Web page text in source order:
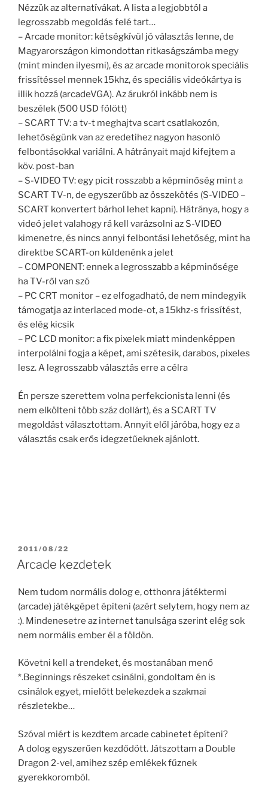
Nézzük az alternatívákat. A lista a legjobbtól a
legrosszabb megoldás felé tart…
– Arcade monitor: kétségkívül jó választás lenne, de
Magyarországon kimondottan ritkaságszámba megy
(mint minden ilyesmi), és az arcade monitorok speciális
frissítéssel mennek 15khz, és speciális videókártya is
illik hozzá (arcadeVGA). Az árukról inkább nem is
beszélek (500 USD fölött)
– SCART TV: a tv-t meghajtva scart csatlakozón,
lehetőségünk van az eredetihez nagyon hasonló
felbontásokkal variálni. A hátrányait majd kifejtem a
köv. post-ban
– S-VIDEO TV: egy picit rosszabb a képminőség mint a
SCART TV-n, de egyszerűbb az összekötés (S-VIDEO –
SCART konvertert bárhol lehet kapni). Hátránya, hogy a
videó jelet valahogy rá kell varázsolni az S-VIDEO
kimenetre, és nincs annyi felbontási lehetőség, mint ha
direktbe SCART-on küldenénk a jelet
– COMPONENT: ennek a legrosszabb a képminősége
ha TV-ről van szó
– PC CRT monitor – ez elfogadható, de nem mindegyik
támogatja az interlaced mode-ot, a 15khz-s frissítést,
és elég kicsik
– PC LCD monitor: a fix pixelek miatt mindenképpen
interpolálni fogja a képet, ami szétesik, darabos, pixeles
lesz. A legrosszabb választás erre a célra
Én persze szerettem volna perfekcionista lenni (és
nem elkölteni több száz dollárt), és a SCART TV
megoldást választottam. Annyit elől járóba, hogy ez a
választás csak erős idegzetűeknek ajánlott.
POSTED
ON
2011/08/22
Arcade kezdetek
Nem tudom normális dolog e, otthonra játéktermi
(arcade) játékgépet építeni (azért selytem, hogy nem az
:). Mindenesetre az internet tanulsága szerint elég sok
nem normális ember él a földön.
Követni kell a trendeket, és mostanában menő
*.Beginnings részeket csinálni, gondoltam én is
csinálok egyet, mielőtt belekezdek a szakmai
részletekbe…
Szóval miért is kezdtem arcade cabinetet építeni?
A dolog egyszerűen kezdődött. Játszottam a Double
Dragon 2-vel, amihez szép emlékek fűznek
gyerekkoromból.